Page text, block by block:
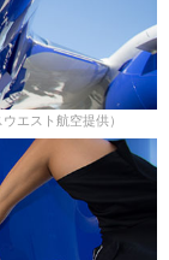
エスト航空提供）